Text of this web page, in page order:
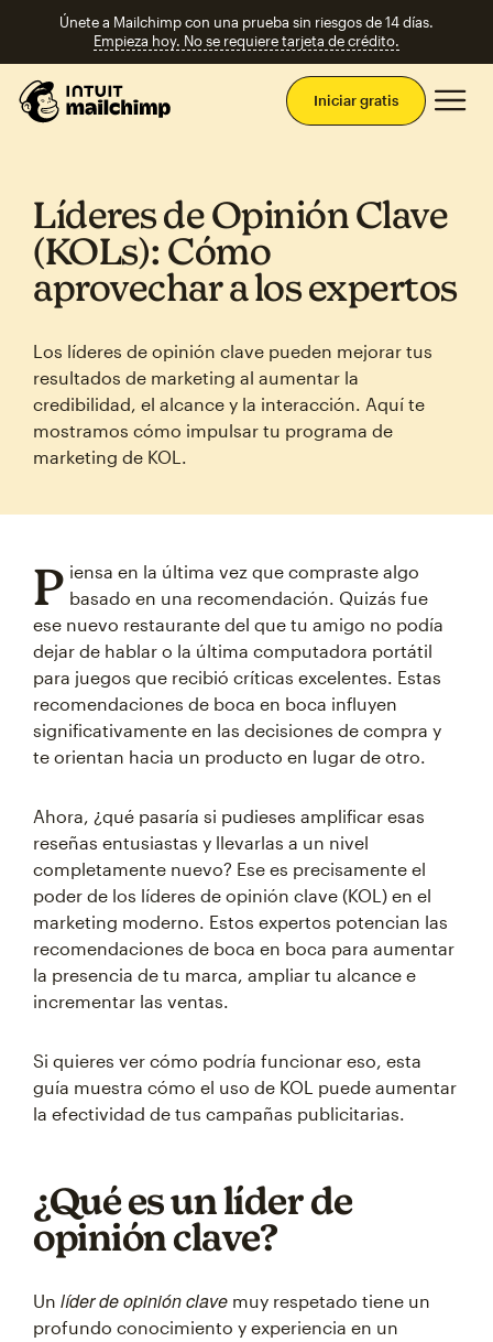
Únete a Mailchimp con una prueba sin riesgos de 14 días.
Empieza hoy. No se requiere tarjeta de crédito.
Iniciar gratis
Líderes de Opinión Clave
(KOLs): Cómo
aprovechar a los expertos
Los líderes de opinión clave pueden mejorar tus
resultados de marketing al aumentar la
credibilidad, el alcance y la interacción. Aquí te
mostramos cómo impulsar tu programa de
marketing de KOL.
P iensa en la última vez que compraste algo
basado en una recomendación. Quizás fue
ese nuevo restaurante del que tu amigo no podía
dejar de hablar o la última computadora portátil
para juegos que recibió críticas excelentes. Estas
recomendaciones de boca en boca influyen
significativamente en las decisiones de compra y
te orientan hacia un producto en lugar de otro.
Ahora, ¿qué pasaría si pudieses amplificar esas
reseñas entusiastas y llevarlas a un nivel
completamente nuevo? Ese es precisamente el
poder de los líderes de opinión clave (KOL) en el
marketing moderno. Estos expertos potencian las
recomendaciones de boca en boca para aumentar
la presencia de tu marca, ampliar tu alcance e
incrementar las ventas.
Si quieres ver cómo podría funcionar eso, esta
guía muestra cómo el uso de KOL puede aumentar
la efectividad de tus campañas publicitarias.
¿Qué es un líder de
opinión clave?
Un líder de opinión clave muy respetado tiene un
profundo conocimiento y experiencia en un